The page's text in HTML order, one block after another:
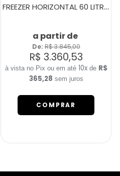
FREEZER HORIZONTAL 60 LITROS FH80B BRANCO
a partir de
De: R$ 3.845,00
R$ 3.360,53
10xde R$
365,28 sem juros
COMPRAR